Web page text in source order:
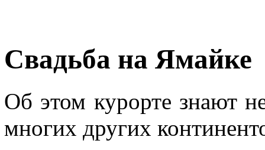
Свадьба на Ямайке
Об этом курорте знают
многих других